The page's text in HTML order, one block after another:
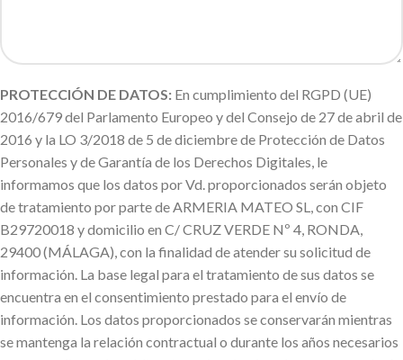
PROTECCIÓN DE DATOS: En cumplimiento del RGPD (UE)
2016/679 del Parlamento Europeo y del Consejo de 27 de abril de
2016 y la LO 3/2018 de 5 de diciembre de Protección de Datos
Personales y de Garantía de los Derechos Digitales, le
informamos que los datos por Vd. proporcionados serán objeto
de tratamiento por parte de ARMERIA MATEO SL, con CIF
B29720018 y domicilio en C/ CRUZ VERDE Nº 4, RONDA,
29400 (MÁLAGA), con la finalidad de atender su solicitud de
información. La base legal para el tratamiento de sus datos se
encuentra en el consentimiento prestado para el envío de
información. Los datos proporcionados se conservarán mientras
se mantenga la relación contractual o durante los años necesarios